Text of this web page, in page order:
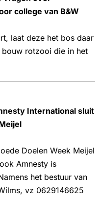
college van B&W
laat deze het bos daar
bouw rotzooi die in het
International sluit
Doelen Week Meijel
Amnesty is
het bestuur van
vz 0629146625